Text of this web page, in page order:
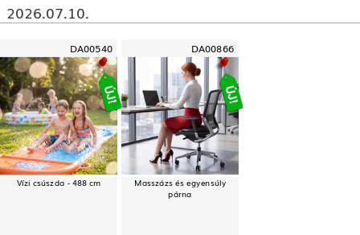
2026.07.10.
DA00540
Vízi csúszda - 488 cm
DA00866
Masszázs és egyensúly
párna